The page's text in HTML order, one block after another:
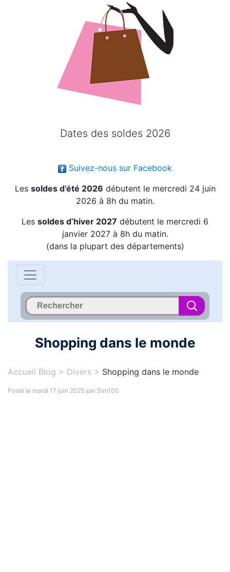
Dates des soldes 2026
Suivez-nous sur Facebook
Les soldes d’été 2026 débutent le mercredi 24 juin
2026 à 8h du matin.
Les soldes d’hiver 2027 débutent le mercredi 6
janvier 2027 à 8h du matin.
(dans la plupart des départements)
Shopping dans le monde
Accueil Blog > Divers > Shopping dans le monde
Posté le mardi 17 juin 2025 par Sim100